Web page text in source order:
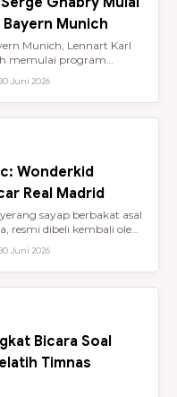
Bayern Munich
Munich, Lennart Karl
memulai program
Juni 2026
Wonderkid
Real Madrid
sayap berbakat asal
resmi dibeli kembali oleh
Juni 2026
Bicara Soal
Timnas